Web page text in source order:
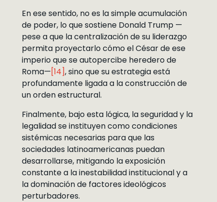
En ese sentido, no es la simple acumulación
de poder, lo que sostiene Donald Trump —
pese a que la centralización de su liderazgo
permita proyectarlo cómo el César de ese
imperio que se autopercibe heredero de
Roma—[14], sino que su estrategia está
profundamente ligada a la construcción de
un orden estructural.
Finalmente, bajo esta lógica, la seguridad y la
legalidad se instituyen como condiciones
sistémicas necesarias para que las
sociedades latinoamericanas puedan
desarrollarse, mitigando la exposición
constante a la inestabilidad institucional y a
la dominación de factores ideológicos
perturbadores.